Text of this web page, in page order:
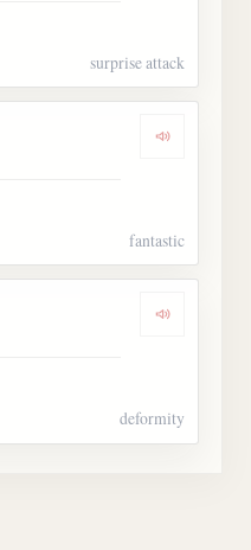
surprise attack
fantastic
Dengarkan
deformity